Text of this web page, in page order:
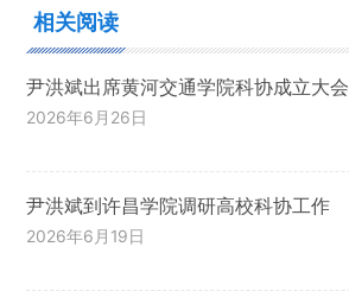
相关阅读
尹洪斌出席黄河交通学院科协成立大会
2026年6月26日
尹洪斌到许昌学院调研高校科协工作
2026年6月19日